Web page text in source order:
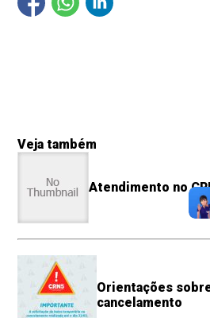
Veja também
Atendimento no
Orientações
cancelamento